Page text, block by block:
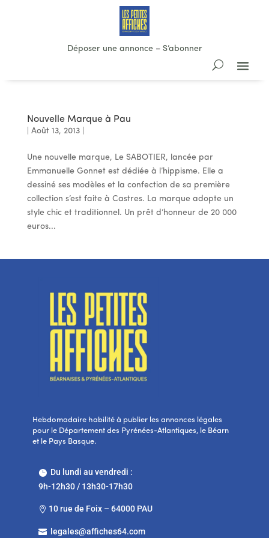
Déposer une annonce– S’abonner
Nouvelle Marque à Pau
Août 13, 2013|
Une nouvelle marque, Le SABOTIER, lancée par
Emmanuelle Gonnet est dédiée à l’hippisme. Elle a
dessiné ses modèles et la confection de sa première
collection s’est faite à Castres. La marque adopte un
style chic et traditionnel. Un prêt d’honneur de 20 000
euros...
Hebdomadaire habilité à publier les annonces légales
pour le Département des Pyrénées-Atlantiques, le Béarn
et le Pays Basque.
Du lundi au vendredi :
9h-12h30 / 13h30-17h30
 10 rue de Foix – 64000 PAU
 legales@affiches64.com